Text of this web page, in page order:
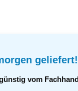
geliefert!
vom